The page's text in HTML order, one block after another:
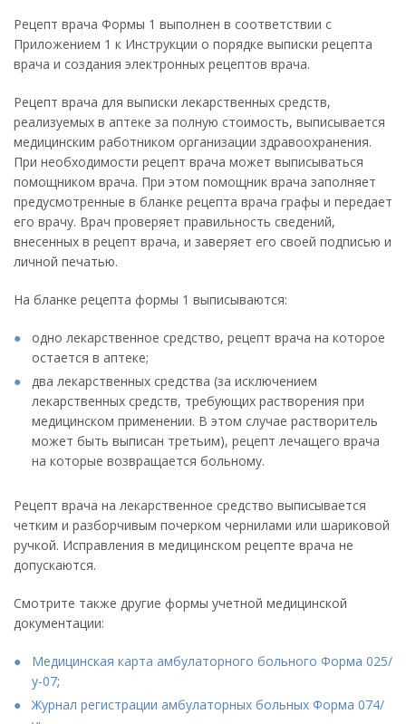
Рецепт врача Формы 1 выполнен в соответствии с
Приложением 1 к Инструкции о порядке выписки рецепта
врача и создания электронных рецептов врача.
Рецепт врача для выписки лекарственных средств,
реализуемых в аптеке за полную стоимость, выписывается
медицинским работником организации здравоохранения.
При необходимости рецепт врача может выписываться
помощником врача. При этом помощник врача заполняет
предусмотренные в бланке рецепта врача графы и передает
его врачу. Врач проверяет правильность сведений,
внесенных в рецепт врача, и заверяет его своей подписью и
личной печатью.
На бланке рецепта формы 1 выписываются:
одно лекарственное средство, рецепт врача на которое
остается в аптеке;
два лекарственных средства (за исключением
лекарственных средств, требующих растворения при
медицинском применении. В этом случае растворитель
может быть выписан третьим), рецепт лечащего врача
на которые возвращается больному.
Рецепт врача на лекарственное средство выписывается
четким и разборчивым почерком чернилами или шариковой
ручкой. Исправления в медицинском рецепте врача не
допускаются.
Смотрите также другие формы учетной медицинской
документации:
Медицинская карта амбулаторного больного Форма 025/
у-07;
Журнал регистрации амбулаторных больных Форма 074/